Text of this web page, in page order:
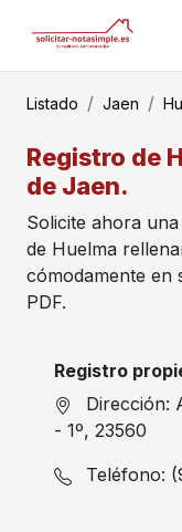
Listado Jaen
Registro de
de Jaen.
Solicite ahora
de Huelma
cómodamente
PDF.
Registro
Dirección:
- 1º, 23560
Teléfono: